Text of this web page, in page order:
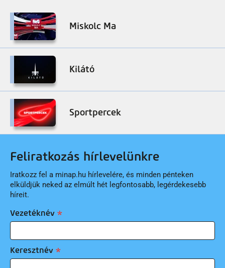
Miskolc Ma
Kilátó
Sportpercek
Feliratkozás hírlevelünkre
Iratkozz fel a minap.hu hírlevelére, és minden pénteken
elküldjük neked az elmúlt hét legfontosabb, legérdekesebb
híreit.
Vezetéknév
Keresztnév